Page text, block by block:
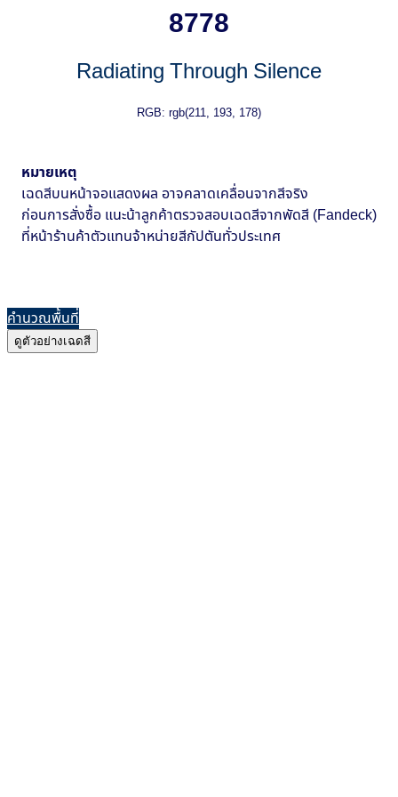
8778
Radiating Through Silence
RGB: rgb(211, 193, 178)
หมายเหตุ
เฉดสีบนหน้าจอแสดงผล อาจคลาดเคลื่อนจากสีจริง
ก่อนการสั่งซื้อ แนะน้าลูกค้าตรวจสอบเฉดสีจากพัดสี (Fandeck)
ที่หน้าร้านค้าตัวแทนจ้าหน่ายสีกัปตันทั่วประเทศ
คำนวณพื้นที่
ดูตัวอย่างเฉดสี